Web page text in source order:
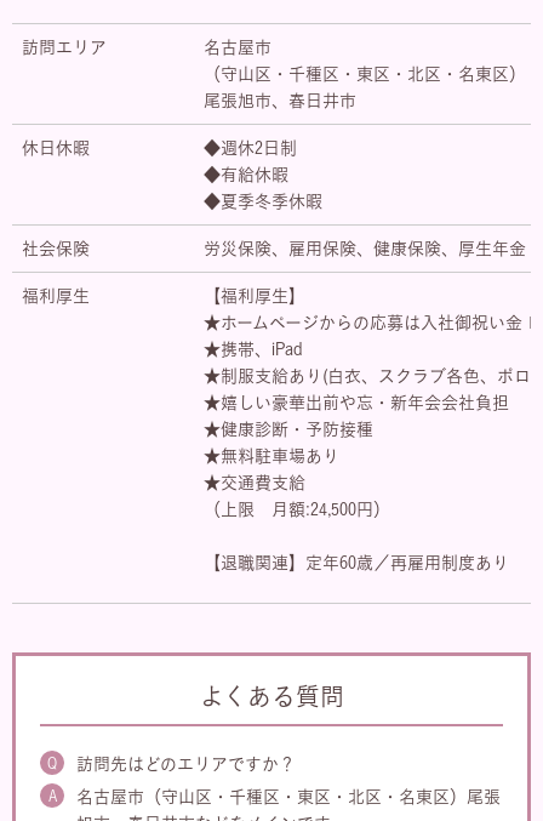
訪問エリア
名古屋市
（守山区・千種区・東区・北区・名東区）
尾張旭市、春日井市
休日休暇
◆週休2日制
◆有給休暇
◆夏季冬季休暇
社会保険 労災保険、雇用保険、健康保険、厚生年金
福利厚生
【福利厚生】
★ホームページからの応募は入社御祝い金
★携帯、iPad
★制服支給あり(白衣、スクラブ各色、ポロ
★嬉しい豪華出前や忘・新年会会社負担
★健康診断・予防接種
★無料駐車場あり
★交通費支給
（上限 月額:24,500円）
【退職関連】定年60歳／再雇用制度あり
よくある質問
Q 訪問先はどのエリアですか？
A
名古屋市（守山区・千種区・東区・北区・名東区）尾張